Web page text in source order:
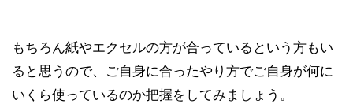
もちろん紙やエクセルの方が合っているという方もい
ると思うので、ご自身に合ったやり方でご自身が何に
いくら使っているのか把握をしてみましょう。